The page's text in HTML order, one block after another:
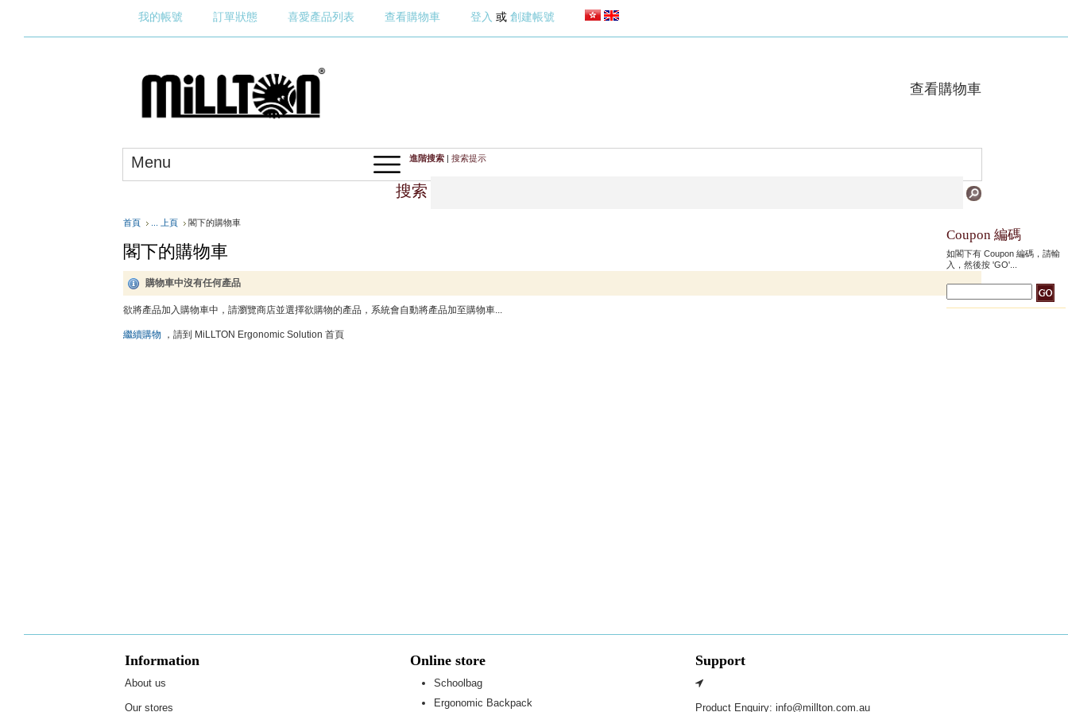
我的帳號 訂單狀態 喜愛產品列表 查看購物車 登入 或創建帳號
查看購物車
Menu
搜索
進階搜索 |搜索提示
首頁 ... 上頁 閣下的購物車
閣下的購物車
購物車中沒有任何產品
欲將產品加入購物車中，請瀏覽商店並選擇欲購物的產品，系統會自動將產品加至購物車...
繼續購物 ，請到 MiLLTON Ergonomic Solution 首頁
Coupon 編碼
如閣下有 Coupon 編碼，請輸
入，然後按 'GO'...